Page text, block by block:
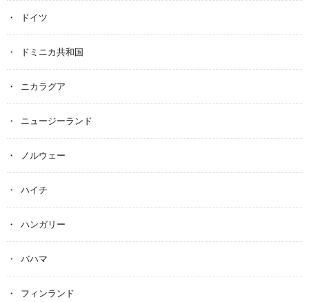
ドイツ
ドミニカ共和国
ニカラグア
ニュージーランド
ノルウェー
ハイチ
ハンガリー
バハマ
フィンランド